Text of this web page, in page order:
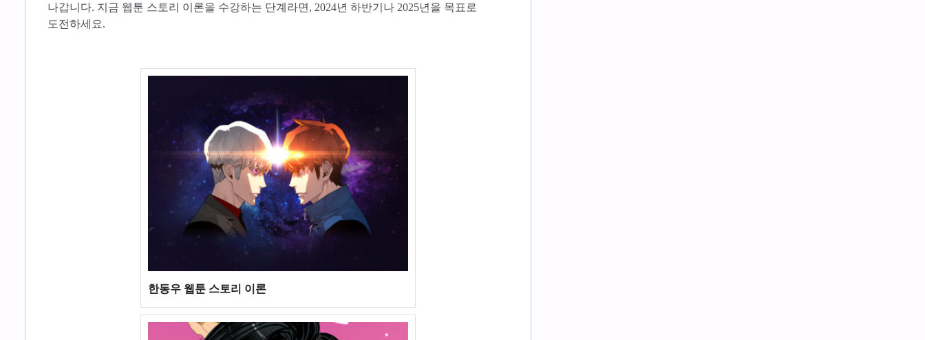
나갑니다. 지금 웹툰 스토리 이론을 수강하는 단계라면, 2024년 하반기나 2025년을 목표로
도전하세요.
한동우 웹툰 스토리 이론